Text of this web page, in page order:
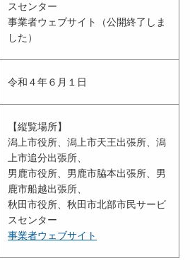
スセンター
事業者ウェブサイト（公開終了しま
した）
令和４年６月１日
【縦覧場所】
潟上市役所、潟上市天王出張所、潟
上市追分出張所、
男鹿市役所、男鹿市脇本出張所、男
鹿市船越出張所、
秋田市役所、秋田市北部市民サービ
スセンター
事業者ウェブサイト